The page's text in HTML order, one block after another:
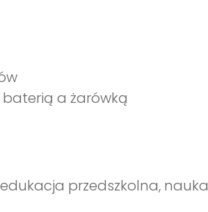
a żarówką
przedszkolna, nauka